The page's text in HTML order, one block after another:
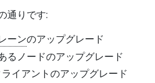
通りです:
ーンのアップグレード
るノードのアップグレード
イアントのアップグレード